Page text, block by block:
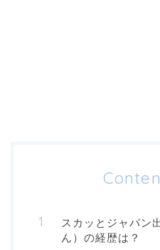
スカッとジャパン
ん）の経歴は？